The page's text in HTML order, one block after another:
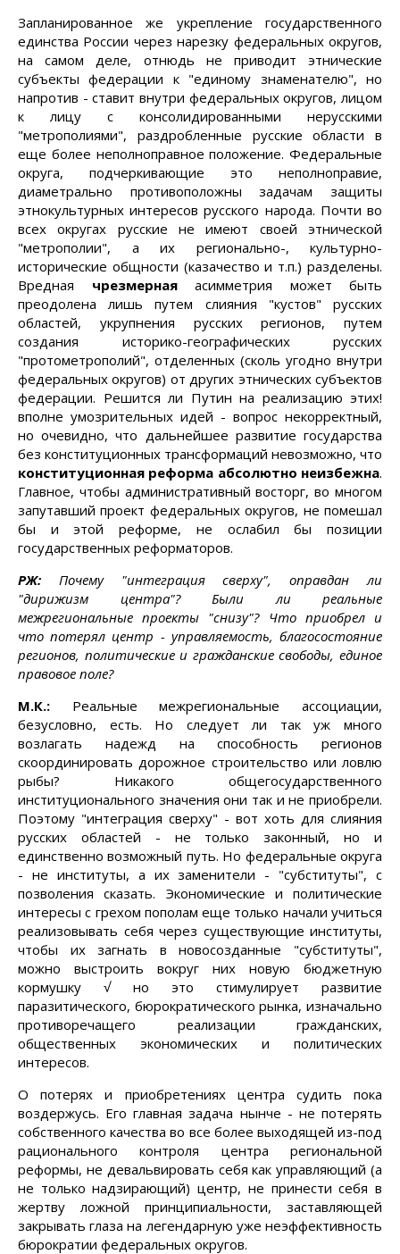
Запланированное же укрепление государственного
единства России через нарезку федеральных округов,
на самом деле, отнюдь не приводит этнические
субъекты федерации к "единому знаменателю", но
напротив - ставит внутри федеральных округов, лицом
к лицу с консолидированными нерусскими
"метрополиями", раздробленные русские области в
еще более неполноправное положение. Федеральные
округа, подчеркивающие это неполноправие,
диаметрально противоположны задачам защиты
этнокультурных интересов русского народа. Почти во
всех округах русские не имеют своей этнической
"метрополии", а их регионально-, культурно-
исторические общности (казачество и т.п.) разделены.
Вредная чрезмернаяасимметрия может быть
преодолена лишь путем слияния "кустов" русских
областей, укрупнения русских регионов, путем
создания историко-географических русских
"протометрополий", отделенных (сколь угодно внутри
федеральных округов) от других этнических субъектов
федерации. Решится ли Путин на реализацию этих!
вполне умозрительных идей - вопрос некорректный,
но очевидно, что дальнейшее развитие государства
без конституционных трансформаций невозможно, что
конституционная реформа абсолютно неизбежна.
Главное, чтобы административный восторг, во многом
запутавший проект федеральных округов, не помешал
бы и этой реформе, не ослабил бы позиции
государственных реформаторов.
РЖ: Почему "интеграция сверху", оправдан ли
"дирижизм центра"? Были ли реальные
межрегиональные проекты "снизу"? Что приобрел и
что потерял центр - управляемость, благосостояние
регионов, политические и гражданские свободы, единое
правовое поле?
М.К.: Реальные межрегиональные ассоциации,
безусловно, есть. Но следует ли так уж много
возлагать надежд на способность регионов
скоординировать дорожное строительство или ловлю
рыбы? Никакого общегосударственного
институционального значения они так и не приобрели.
Поэтому "интеграция сверху" - вот хоть для слияния
русских областей - не только законный, но и
единственно возможный путь. Но федеральные округа
- не институты, а их заменители - "субституты", с
позволения сказать. Экономические и политические
интересы с грехом пополам еще только начали учиться
реализовывать себя через существующие институты,
чтобы их загнать в новосозданные "субституты",
можно выстроить вокруг них новую бюджетную
кормушку √ но это стимулирует развитие
паразитического, бюрократического рынка, изначально
противоречащего реализации гражданских,
общественных экономических и политических
интересов.
О потерях и приобретениях центра судить пока
воздержусь. Его главная задача нынче - не потерять
собственного качества во все более выходящей из-под
рационального контроля центра региональной
реформы, не девальвировать себя как управляющий (а
не только надзирающий) центр, не принести себя в
жертву ложной принципиальности, заставляющей
закрывать глаза на легендарную уже неэффективность
бюрократии федеральных округов.